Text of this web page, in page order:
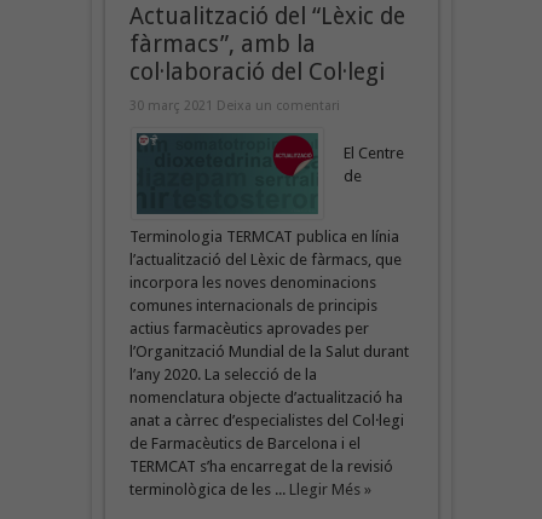
Actualització del “Lèxic de
fàrmacs”, amb la
col·laboració del Col·legi
30 març 2021 Deixa un comentari
El Centre
de
Terminologia TERMCAT publica en línia
l’actualització del Lèxic de fàrmacs, que
incorpora les noves denominacions
comunes internacionals de principis
actius farmacèutics aprovades per
l’Organització Mundial de la Salut durant
l’any 2020. La selecció de la
nomenclatura objecte d’actualització ha
anat a càrrec d’especialistes del Col·legi
de Farmacèutics de Barcelona i el
TERMCAT s’ha encarregat de la revisió
terminològica de les ... Llegir Més »